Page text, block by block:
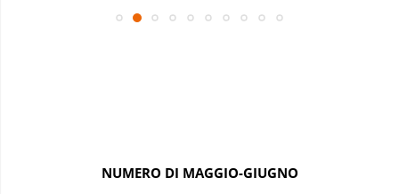
NUMERO DI MAGGIO-GIUGNO